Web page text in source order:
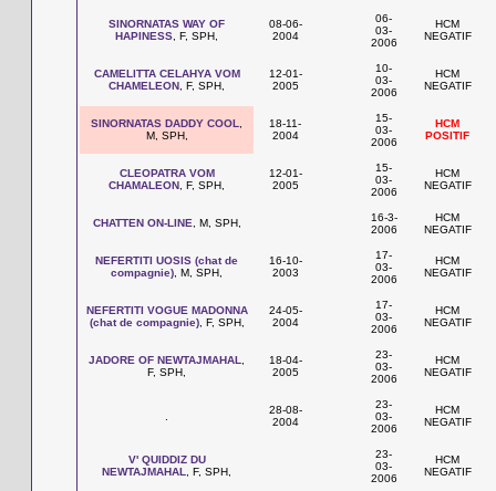
SINORNATAS WAY OF
HAPINESS , F, SPH,
08-06-
2004
06-
03-
2006
HCM
NEGATIF
CAMELITTA CELAHYA VOM
CHAMELEON , F, SPH,
12-01-
2005
10-
03-
2006
HCM
NEGATIF
SINORNATAS DADDY COOL
M, SPH,
18-11-
2004
15-
03-
2006
HCM
POSITIF
CLEOPATRA VOM
CHAMALEON , F, SPH,
12-01-
2005
15-
03-
2006
HCM
NEGATIF
CHATTEN ON-LINE , M, SPH,
16-3-
2006
HCM
NEGATIF
NEFERTITI UOSIS (chat de
compagnie) , M, SPH,
16-10-
2003
17-
03-
2006
HCM
NEGATIF
NEFERTITI VOGUE MADONNA
(chat de compagnie), F, SPH,
24-05-
2004
17-
03-
2006
HCM
NEGATIF
JADORE OF NEWTAJMAHAL
F, SPH,
18-04-
2005
23-
03-
2006
HCM
NEGATIF
28-08-
2004
23-
03-
2006
HCM
NEGATIF
V' QUIDDIZ DU
NEWTAJMAHAL
, F, SPH,
23-
03-
2006
HCM
NEGATIF